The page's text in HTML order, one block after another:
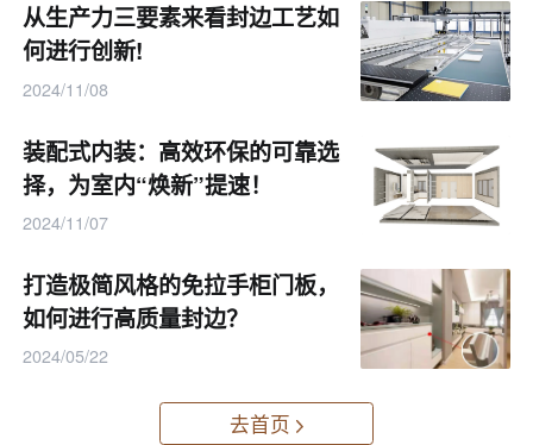
从生产力三要素来看封边工艺如
何进行创新!
2024/11/08
装配式内装：高效环保的可靠选
择，为室内“焕新”提速！
2024/11/07
打造极简风格的免拉手柜门板，
如何进行高质量封边？
2024/05/22
去首页